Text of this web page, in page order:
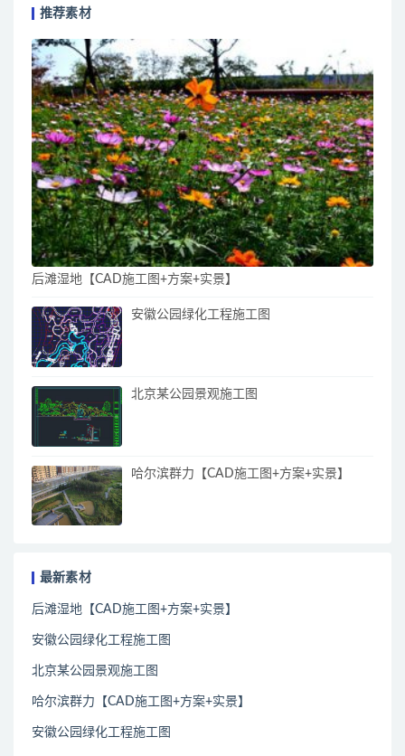
推荐素材
后滩湿地【CAD施工图+方案+实景】
安徽公园绿化工程施工图
北京某公园景观施工图
哈尔滨群力【CAD施工图+方案+实景】
最新素材
后滩湿地【CAD施工图+方案+实景】
安徽公园绿化工程施工图
北京某公园景观施工图
哈尔滨群力【CAD施工图+方案+实景】
安徽公园绿化工程施工图